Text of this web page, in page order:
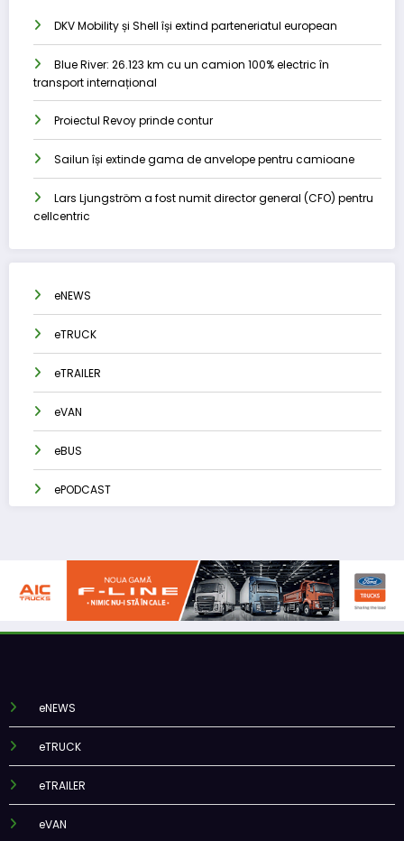
DKV Mobility și Shell își extind parteneriatul european
Blue River: 26.123 km cu un camion 100% electric în
transport internațional
Proiectul Revoy prinde contur
Sailun își extinde gama de anvelope pentru camioane
Lars Ljungström a fost numit director general (CFO) pentru
cellcentric
eNEWS
eTRUCK
eTRAILER
eVAN
eBUS
ePODCAST
eNEWS
eTRUCK
eTRAILER
eVAN